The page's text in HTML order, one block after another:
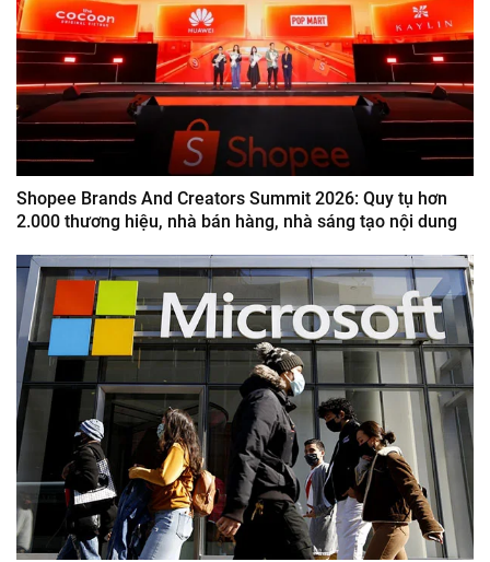
Shopee Brands And Creators Summit 2026: Quy tụ hơn
2.000 thương hiệu, nhà bán hàng, nhà sáng tạo nội dung